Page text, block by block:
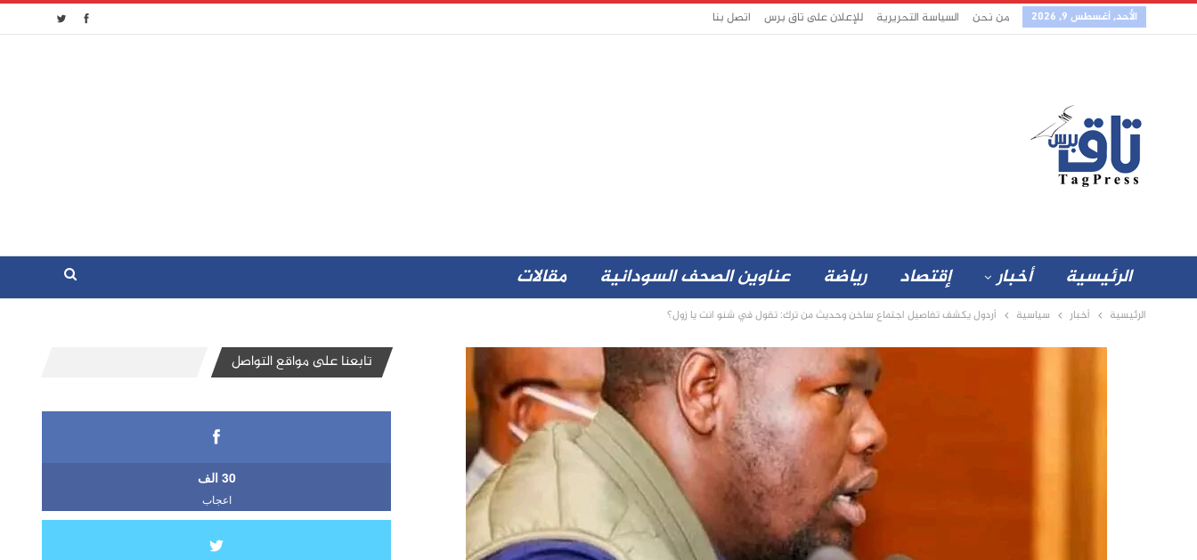
الأحد, أغسطس 9, 2026 من نحن السياسة التحريرية للإعلان على تاق برس اتصل بنا
الرئيسية أخبار إقتصاد رياضة عناوين الصحف السودانية مقالات
الرئيسية أخبار سياسية أردول يكشف تفاصيل اجتماع ساخن وحديث من ترك: تقول في شنو انت يا زول؟
تابعنا على مواقع التواصل
30 الف
اعجاب